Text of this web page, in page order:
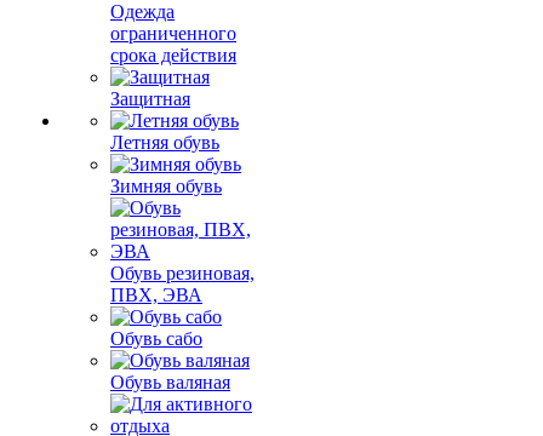
Одежда
ограниченного
срока действия
Защитная
Летняя обувь
Зимняя обувь
Обувь резиновая,
ПВХ, ЭВА
Обувь сабо
Обувь валяная